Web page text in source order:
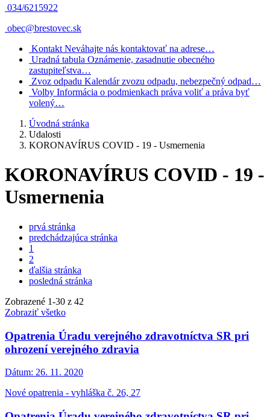
034/6215922
obec@brestovec.sk
Kontakt Neváhajte nás kontaktovať na adrese…
Uradná tabula Oznámenie, zasadnutie obecného
zastupiteľstva…
Zvoz odpadu Kalendár zvozu odpadu, nebezpečný odpad…
Volby Informácia o podmienkach práva voliť a práva byť
volený…
Úvodná stránka
Udalosti
KORONAVÍRUS COVID - 19 - Usmernenia
KORONAVÍRUS COVID - 19 -
Usmernenia
prvá stránka
predchádzajúca stránka
1
2
ďalšia stránka
posledná stránka
Zobrazené 1-30 z 42
Zobraziť všetko
Opatrenia Úradu verejného zdravotníctva SR pri
ohrození verejného zdravia
Dátum: 26. 11. 2020
Nové opatrenia - vyhláška č. 26, 27